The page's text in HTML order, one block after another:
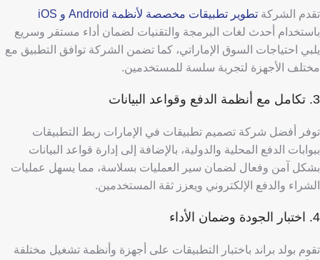
تقدم الشركة تطوير تطبيقات مخصصة لأنظمة Android و iOS
باستخدام أحدث لغات البرمجة والتقنيات لضمان أداء مستقر وسريع
يلبي احتياجات السوق الإماراتي، كما تضمن الشركة توافق التطبيق مع
مختلف الأجهزة لتجربة سلسة للمستخدمين.
3. تكامل مع أنظمة الدفع وقواعد البيانات
توفر أفضل شركة تصميم تطبيقات في الإمارات ربط التطبيقات
ببوابات الدفع المحلية والدولية، بالإضافة إلى إدارة قواعد البيانات
بشكل آمن وفعال لضمان سير العمليات بسلاسة، مما يسهل عمليات
الشراء والدفع الإلكتروني ويعزز ثقة المستخدمين.
4. اختبار الجودة وضمان الأداء
تقوم بولد براند باختبار التطبيقات على أجهزة وأنظمة تشغيل مختلفة